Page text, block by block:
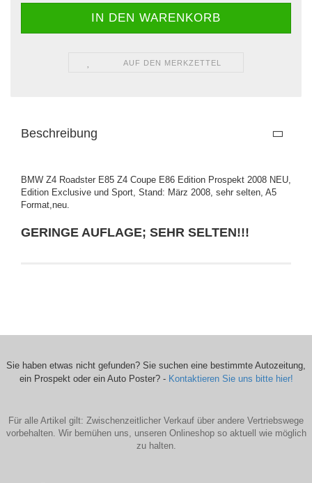
AUF DEN MERKZETTEL
Beschreibung
BMW Z4 Roadster E85 Z4 Coupe E86 Edition Prospekt 2008 NEU,
Edition Exclusive und Sport, Stand: März 2008, sehr selten, A5
Format,neu.
GERINGE AUFLAGE; SEHR SELTEN!!!
Sie haben etwas nicht gefunden? Sie suchen eine bestimmte Autozeitung,
ein Prospekt oder ein Auto Poster? - Kontaktieren Sie uns bitte hier!
Für alle Artikel gilt: Zwischenzeitlicher Verkauf über andere Vertriebswege
vorbehalten. Wir bemühen uns, unseren Onlineshop so aktuell wie möglich
zu halten.